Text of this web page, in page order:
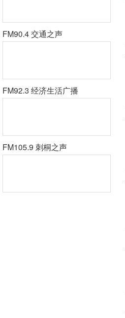
FM90.4 交通之声
FM92.3 经济生活广播
FM105.9 刺桐之声